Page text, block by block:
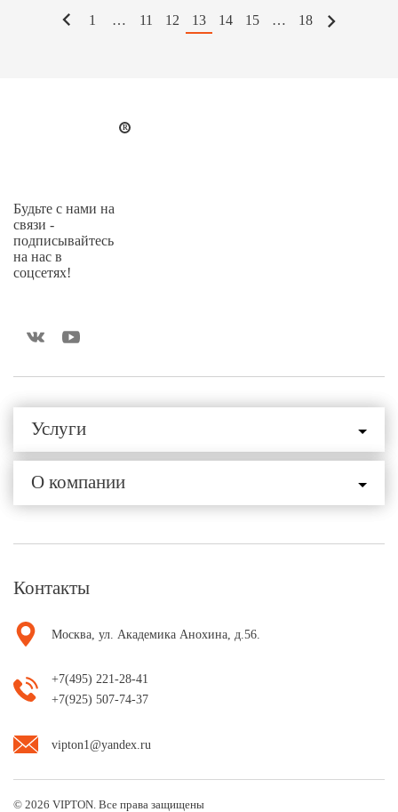
1 … 11 12 13 14 15 … 18
Будьте с нами на
связи -
подписывайтесь
на нас в
соцсетях!
Услуги
О компании
Контакты
Москва, ул. Академика Анохина, д.56.
+7(495) 221-28-41
+7(925) 507-74-37
vipton1@yandex.ru
© 2026 VIPTON. Все права защищены